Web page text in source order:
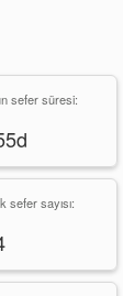
sefer süresi:
sefer sayısı: